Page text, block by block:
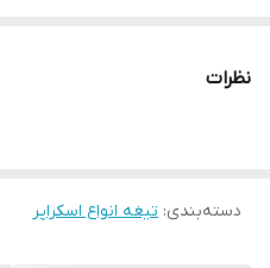
نظرات
دسته‌بندی: تیغه انواع اسکراپر